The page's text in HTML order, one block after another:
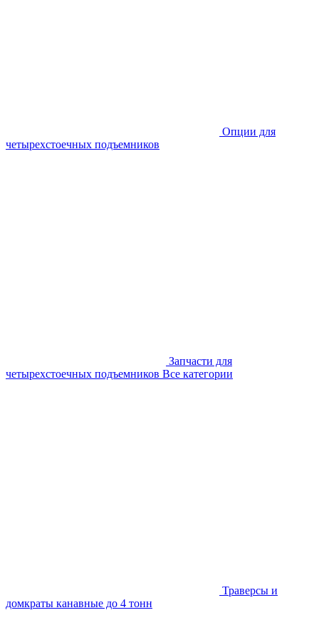
Опции для
четырехстоечных подъемников
Запчасти для
четырехстоечных подъемников Все категории
Траверсы и
домкраты канавные до 4 тонн